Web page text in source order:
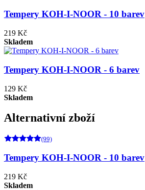
Tempery KOH-I-NOOR - 10 barev
219 Kč
Skladem
Tempery KOH-I-NOOR - 6 barev
129 Kč
Skladem
Alternativní zboží
(99)
Tempery KOH-I-NOOR - 10 barev
219 Kč
Skladem